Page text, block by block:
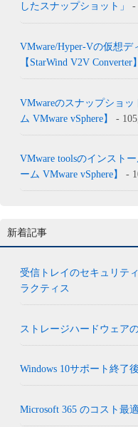
したスナップショット」
-
VMware/Hyper-Vの仮想
【StarWind V2V Converter】
VMwareのスナップショ
ム VMware vSphere】
-
VMware toolsのインスト
ーム VMware vSphere】
-
新着記事
受信トレイのセキュリテ
ラクティス
ストレージハードウェア
Windows 10サポート終了
Microsoft 365 のコスト最